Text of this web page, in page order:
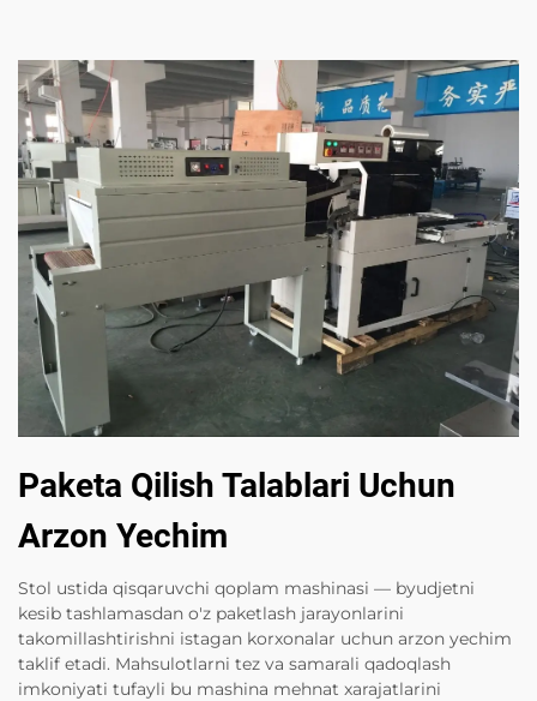
Paketa Qilish Talablari Uchun
Arzon Yechim
Stol ustida qisqaruvchi qoplam mashinasi — byudjetni
kesib tashlamasdan o'z paketlash jarayonlarini
takomillashtirishni istagan korxonalar uchun arzon yechim
taklif etadi. Mahsulotlarni tez va samarali qadoqlash
imkoniyati tufayli bu mashina mehnat xarajatlarini